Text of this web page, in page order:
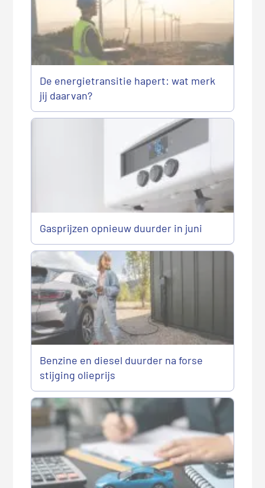
De energietransitie hapert: wat merk
jij daarvan?
Gasprijzen opnieuw duurder in juni
Benzine en diesel duurder na forse
stijging olieprijs